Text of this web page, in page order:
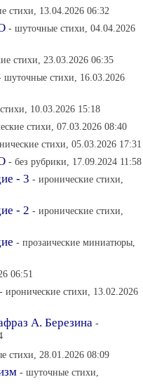
стихи, 13.04.2026 06:32
- шуточные стихи, 04.04.2026
стихи, 23.03.2026 06:35
шуточные стихи, 16.03.2026
10.03.2026 15:18
стихи, 07.03.2026 08:40
стихи, 05.03.2026 17:31
- без рубрики, 17.09.2024 11:58
- 3 - иронические стихи,
- 2 - иронические стихи,
- прозаические миниатюры,
06:51
- иронические стихи, 13.02.2026
А. Березина -
стихи, 28.01.2026 08:09
- шуточные стихи,